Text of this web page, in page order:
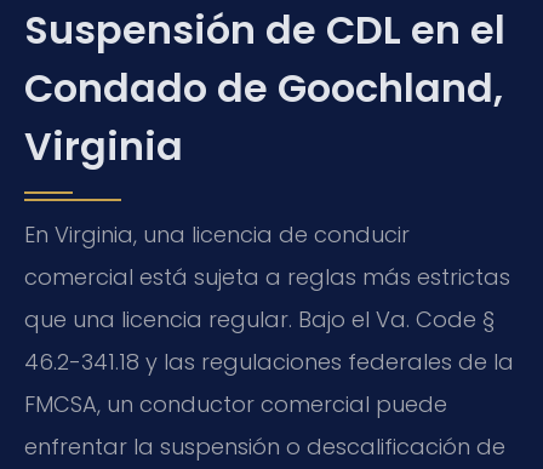
Suspensión de CDL en el
Condado de Goochland,
Virginia
En Virginia, una licencia de conducir
comercial está sujeta a reglas más estrictas
que una licencia regular. Bajo el Va. Code §
46.2-341.18 y las regulaciones federales de la
FMCSA, un conductor comercial puede
enfrentar la suspensión o descalificación de